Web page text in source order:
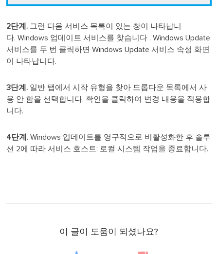
2단계. 그런 다음 서비스 목록이 있는 창이 나타납니
다. Windows 업데이트 서비스를 찾습니다 . Windows Update
서비스를 두 번 클릭하면 Windows Update 서비스 속성 화면
이 나타납니다.
3단계. 일반 탭에서 시작 유형을 찾아 드롭다운 목록에서 사
용 안 함을 선택합니다. 확인을 클릭하여 변경 내용을 적용합
니다.
4단계 . Windows 업데이트를 영구적으로 비활성화한 후 솔루
션 2에 따라 서비스 호스트: 로컬 시스템 작업을 종료합니다.
이 글이 도움이 되셨나요?